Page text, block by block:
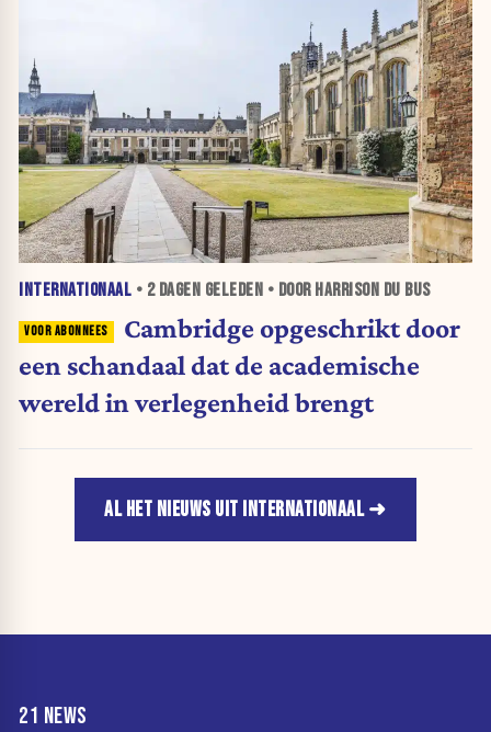
INTERNATIONAAL • 2 DAGEN GELEDEN • DOOR HARRISON DU BUS
Cambridge opgeschrikt door
een schandaal dat de academische
wereld in verlegenheid brengt
AL HET NIEUWS UIT INTERNATIONAAL
21 NEWS